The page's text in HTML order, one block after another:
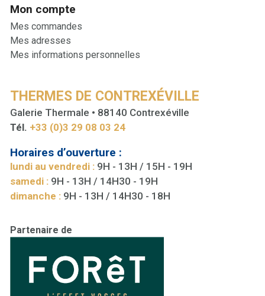
Mon compte
Mes commandes
Mes adresses
Mes informations personnelles
THERMES DE CONTREXÉVILLE
Galerie Thermale • 88140 Contrexéville
Tél. +33 (0)3 29 08 03 24
Horaires d’ouverture :
lundi au vendredi : 9H - 13H / 15H - 19H
samedi : 9H - 13H / 14H30 - 19H
dimanche : 9H - 13H / 14H30 - 18H
Partenaire de